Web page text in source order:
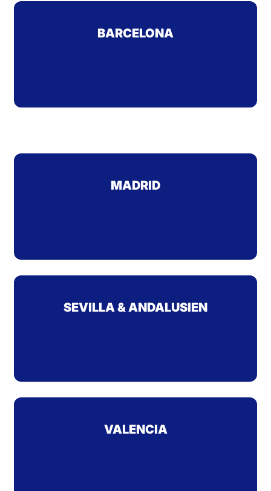
BARCELONA
MADRID
SEVILLA & ANDALUSIEN
VALENCIA